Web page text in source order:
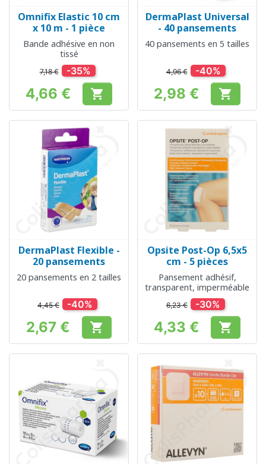
Omnifix Elastic 10 cm
x 10 m - 1 pièce
Bande adhésive en non
tissé
7,18 € -35%
Prix
4,66 € 
DermaPlast Universal
- 40 pansements
40 pansements en 5 tailles
4,96 € -40%
Prix
2,98 € 
DermaPlast Flexible -
20 pansements
20 pansements en 2 tailles
4,45 € -40%
Prix
2,67 € 
Opsite Post-Op 6,5x5
cm - 5 pièces
Pansement adhésif,
transparent, imperméable
6,23 € -30%
Prix
4,33 € 